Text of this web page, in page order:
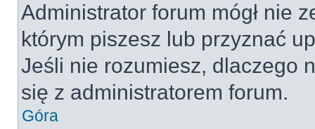
Administrator forum mógł nie
którym piszesz lub przyznać
Jeśli nie rozumiesz, dlaczego
się z administratorem forum.
Góra